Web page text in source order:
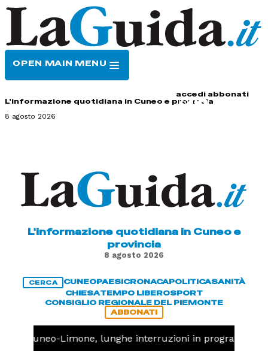
OPEN MAIN MENU
accedi abbonati
L'informazione quotidiana in Cuneo e provincia
8 agosto 2026
L'informazione quotidiana in Cuneo e
provincia
8 agosto 2026
CERCA CUNEOPAESICRONACAPOLITICASANITÀ
CHIESATEMPO LIBEROSPORT
CONSIGLIO REGIONALE DEL PIEMONTE
ABBONATI
Cuneo-Limone, lunghe interruzioni in programma